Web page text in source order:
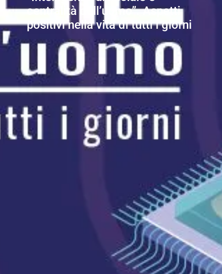
centralità dell’uomo”. Aspetti
positivi nella vita di tutti i giorni